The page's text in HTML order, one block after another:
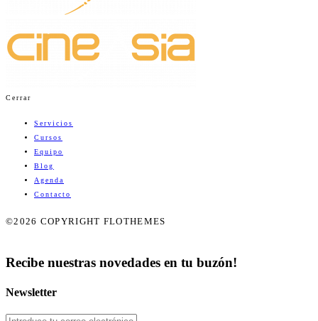
Cerrar
Servicios
Cursos
Equipo
Blog
Agenda
Contacto
©2026 COPYRIGHT FLOTHEMES
Recibe nuestras novedades en tu buzón!
Newsletter